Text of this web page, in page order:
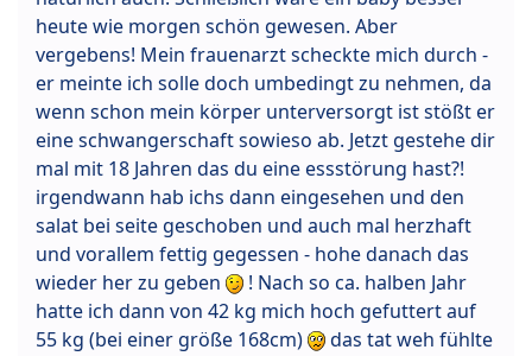
heute wie morgen schön gewesen. Aber
vergebens! Mein frauenarzt scheckte mich durch -
er meinte ich solle doch umbedingt zu nehmen, da
wenn schon mein körper unterversorgt ist stößt er
eine schwangerschaft sowieso ab. Jetzt gestehe dir
mal mit 18 Jahren das du eine essstörung hast?!
irgendwann hab ichs dann eingesehen und den
salat bei seite geschoben und auch mal herzhaft
und vorallem fettig gegessen - hohe danach das
wieder her zu geben
! Nach so ca. halben Jahr
hatte ich dann von 42 kg mich hoch gefuttert auf
55 kg (bei einer größe 168cm)
das tat weh fühlte